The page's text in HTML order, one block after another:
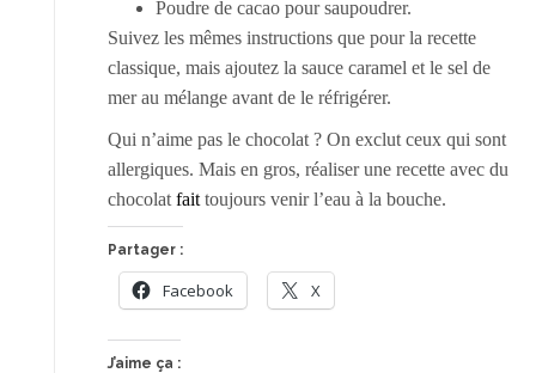
Poudre de cacao pour saupoudrer.
Suivez les mêmes instructions que pour la recette
classique, mais ajoutez la sauce caramel et le sel de
mer au mélange avant de le réfrigérer.
Qui n’aime pas le chocolat ? On exclut ceux qui sont
allergiques. Mais en gros, réaliser une recette avec du
chocolat fait toujours venir l’eau à la bouche.
Partager :
Facebook X
J’aime ça :